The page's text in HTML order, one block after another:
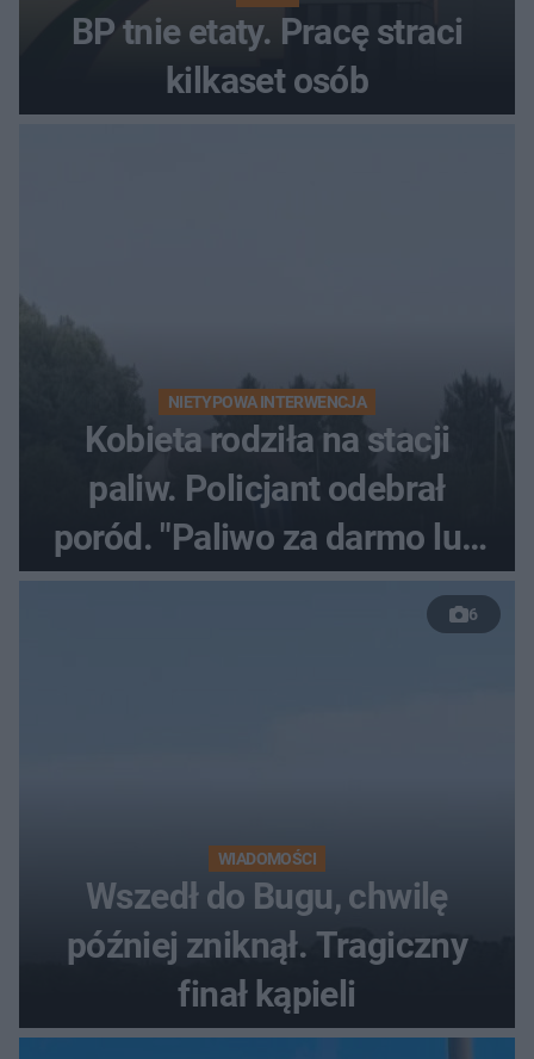
BP tnie etaty. Pracę straci
kilkaset osób
NIETYPOWA INTERWENCJA
Kobieta rodziła na stacji
paliw. Policjant odebrał
poród. "Paliwo za darmo lub
50 %!"
6
WIADOMOŚCI
Wszedł do Bugu, chwilę
później zniknął. Tragiczny
finał kąpieli